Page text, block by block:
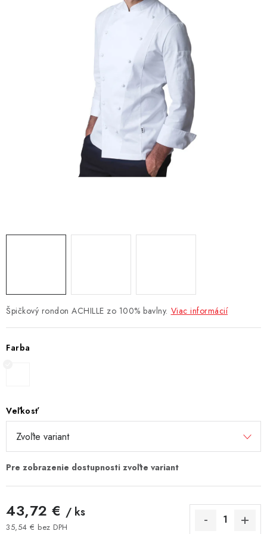
Chránená dielňa
Pre firmy
Doprava, platba a zľavy
Potlač lôg
Formulár na výmenu tovaru
Kto sme
Reklamačný poriadok
Formulár na vrátenie tovaru /odstúpenie od zmluvy
Obchodné podmienky
Zásady ochrany osobných údajov
Pravidlá a nastavenia cookies
Moja objednávka
Špičkový rondon ACHILLE zo 100% bavlny. Viac informácií
Farba
Veľkosť
43,72 € / ks
35,54 € bez DPH